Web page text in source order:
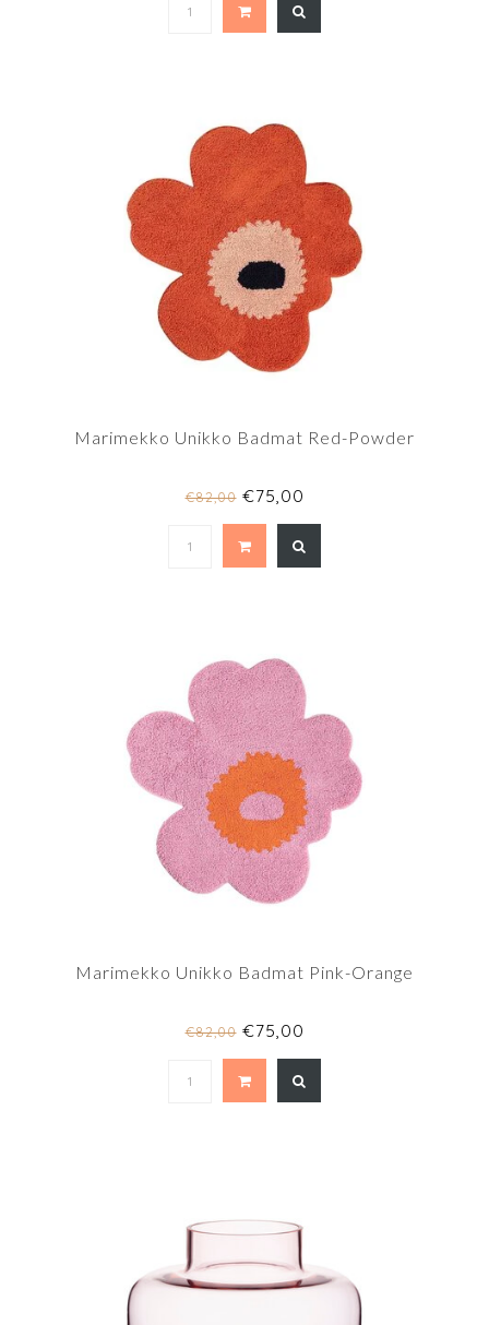
Marimekko Unikko Badmat Red-Powder
€82,00€75,00
Marimekko Unikko Badmat Pink-Orange
€82,00€75,00